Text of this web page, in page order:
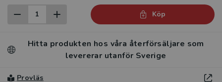
Köp
Hitta produkten hos våra återförsäljare som
levererar utanför Sverige
Provläs